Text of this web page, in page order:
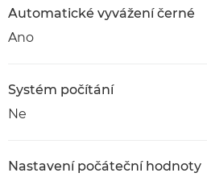
Automatické vyvážení černé
Ano
Systém počítání
Ne
Nastavení počáteční hodnoty